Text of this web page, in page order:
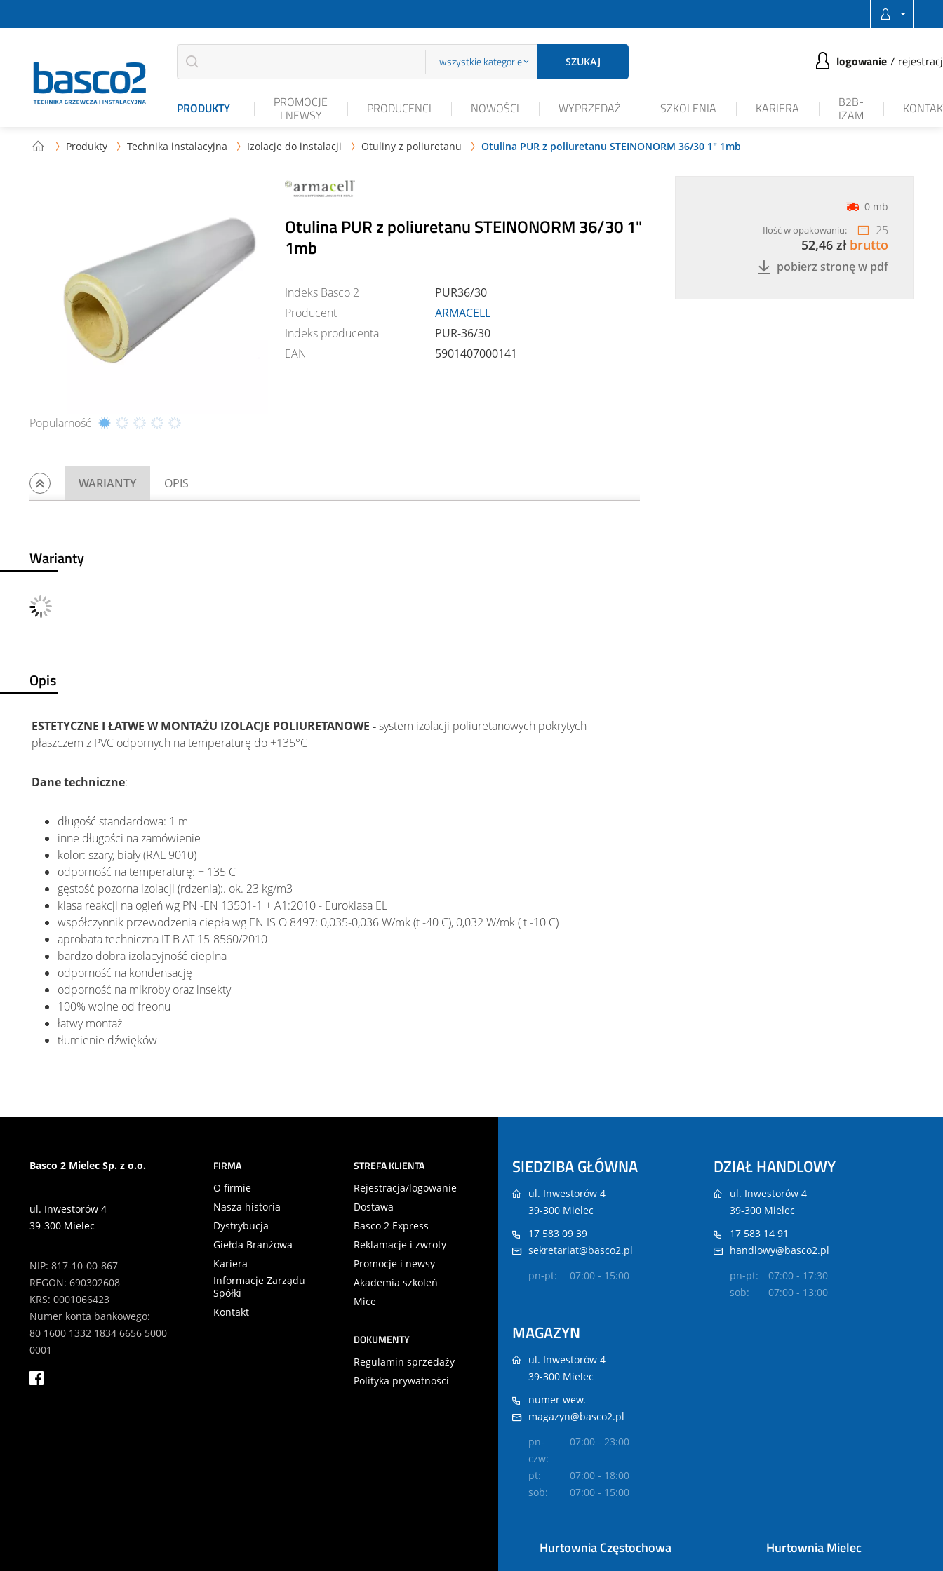
wszystkie kategorie SZUKAJ logowanie
PRODUKTY PROMOCJE
I NEWSY PRODUCENCI NOWOŚCI WYPRZEDAŻ SZKOLENIA KARIERA B2B-
IZAM
 Produkty  Technika instalacyjna  Izolacje do instalacji  Otuliny z poliuretanu  Otulina PUR z poliuretanu STEINONORM 36/30 1" 1mb
Popularność
Otulina PUR z poliuretanu STEINONORM 36/30 1"
1mb
Indeks Basco 2
PUR36/30
Producent
ARMACELL
Indeks producenta
PUR-36/30
EAN
5901407000141
0 mb
Ilość w opakowaniu: 25
52,46 zł brutto
pobierz stronę w pdf
WARIANTY OPIS
Warianty
Opis
ESTETYCZNE I ŁATWE W MONTAŻU IZOLACJE POLIURETANOWE -system izolacji poliuretanowych pokrytych
płaszczem z PVC odpornych na temperaturę do +135°C
Dane techniczne:
długość standardowa: 1 m
inne długości na zamówienie
kolor: szary, biały (RAL 9010)
odporność na temperaturę: + 135 C
gęstość pozorna izolacji (rdzenia):. ok. 23 kg/m3
klasa reakcji na ogień wg PN -EN 13501-1 + A1:2010 - Euroklasa EL
współczynnik przewodzenia ciepła wg EN IS O 8497: 0,035-0,036 W/mk (t -40 C), 0,032 W/mk ( t -10 C)
aprobata techniczna IT B AT-15-8560/2010
bardzo dobra izolacyjność cieplna
odporność na kondensację
odporność na mikroby oraz insekty
100% wolne od freonu
łatwy montaż
tłumienie dźwięków
Basco 2 Mielec Sp. z o.o.
ul. Inwestorów 4
39-300 Mielec
NIP: 817-10-00-867
REGON: 690302608
KRS: 0001066423
Numer konta bankowego:
80 1600 1332 1834 6656 5000
0001
FIRMA
O firmie
Nasza historia
Dystrybucja
Giełda Branżowa
Kariera
Informacje Zarządu
Spółki
Kontakt
STREFA KLIENTA
Rejestracja/logowanie
Dostawa
Basco 2 Express
Reklamacje i zwroty
Promocje i newsy
Akademia szkoleń
Mice
DOKUMENTY
Regulamin sprzedaży
Polityka prywatności
SIEDZIBA GŁÓWNA
ul. Inwestorów 4
39-300 Mielec
17 583 09 39
sekretariat@basco2.pl
pn-pt:
07:00 - 15:00
DZIAŁ HANDLOWY
ul. Inwestorów 4
39-300 Mielec
17 583 14 91
handlowy@basco2.pl
pn-pt:
07:00 - 17:30
sob:
07:00 - 13:00
MAGAZYN
ul. Inwestorów 4
39-300 Mielec
numer wew.
magazyn@basco2.pl
pn-
czw:
07:00 - 23:00
pt:
07:00 - 18:00
sob:
07:00 - 15:00
Hurtownia Częstochowa Hurtownia Mielec